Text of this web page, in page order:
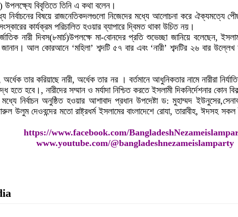
বিবৃতিতে তিনি এ কথা বলেন।
নির্বাচনের বিষয়ে রাজনেতিকদলগুলো নিজেদের মধ্যে আলোচনা করে ঐক্যমত্যে
কার্যক্রম পরিচালিত হওয়ার ব্যাপারে দ্বিমত থাকা উচিত নয়।
নারী দিবস(৮মার্চ)উপলক্ষে মা-বোনদের প্রতি শুভেচ্ছা জানিয়ে বলেছেন,
আল কোরআনে ‘মহিলা’ শব্দটি ৫৭ বার এবং ‘নারী’ শব্দটির ২৬ বার উল্লেখ
করিয়াছে নারী, অর্ধেক তার নর । বর্তমানে আধুনিকতার নামে নারীরা নির্যাতিত
হবে।, নারীদের সম্মান ও মর্যাদা নিশ্চিত করতে ইসলামী দিকনির্দেশনার কোন
নির্বাচন অনুষ্ঠিত হওয়ার আশাবাদ প্রধান উপদেষ্টা ড: মুহাম্মদ
উলুম দেওবন্দের মতো রাষ্ট্রধর্ম ইসলামের বাংলাদেশে রোযা, তারাবীহ,
https://www.facebook.com/
www.youtube.com/@bangladeshnezameislamparty